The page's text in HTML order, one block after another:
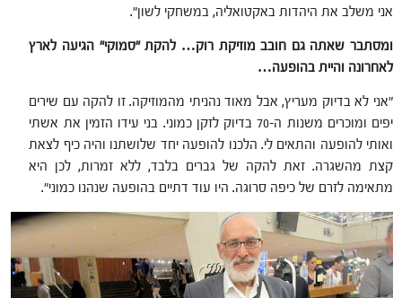
אני משלב את היהדות באקטואליה, במשחקי לשון".
ומסתבר שאתה גם חובב מוזיקת רוק… להקת "סמוקי" הגיעה לארץ
לאחרונה והיית בהופעה…
"אני לא בדיוק מעריץ, אבל מאוד נהניתי מהמוזיקה. זו להקה עם שירים
יפים ומוכרים משנות ה-70 בדיוק לזקן כמוני. בני עידו הזמין את אשתי
ואותי להופעה והתאים לי. הלכנו להופעה יחד שלושתנו והיה כיף לצאת
קצת מהשגרה. זאת להקה של גברים בלבד, ללא זמרות, לכן היא
מתאימה לזרם של כיפה סרוגה. היו עוד דתיים בהופעה שנהנו כמוני".